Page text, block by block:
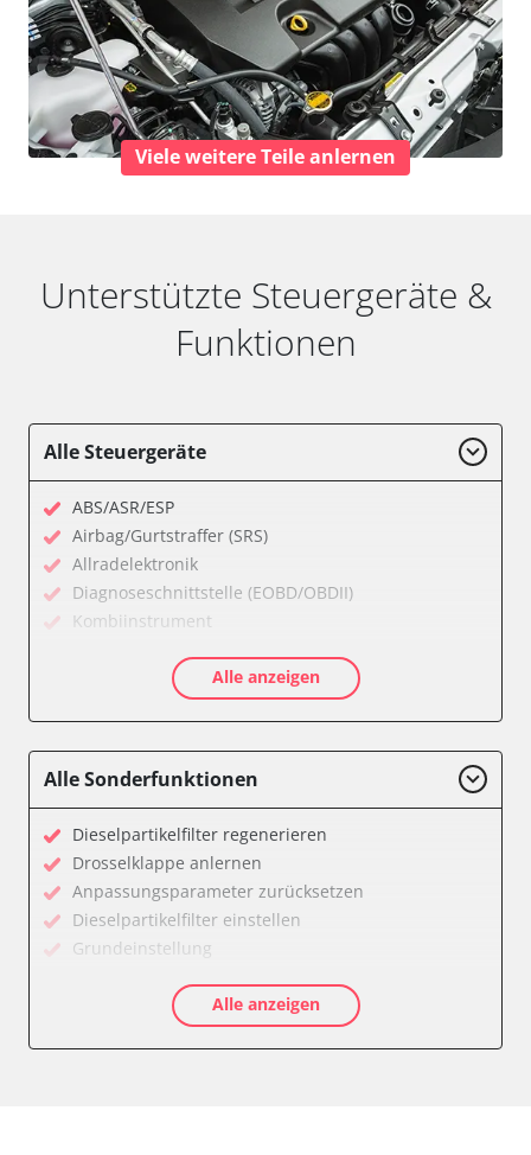
Viele weitere Teile anlernen
Unterstützte Steuergeräte &
Funktionen
Alle Steuergeräte
ABS/ASR/ESP
Airbag/Gurtstraffer (SRS)
Allradelektronik
Diagnoseschnittstelle (EOBD/OBDII)
Kombiinstrument
Servolenkung
und Konfiguration
Alle anzeigen
Alle Sonderfunktionen
Dieselpartikelfilter regenerieren
Drosselklappe anlernen
Anpassungsparameter zurücksetzen
Dieselpartikelfilter einstellen
Grundeinstellung
Injektor Adaptionswerte zurücksetzen
Injektoren einstellen
Alle anzeigen